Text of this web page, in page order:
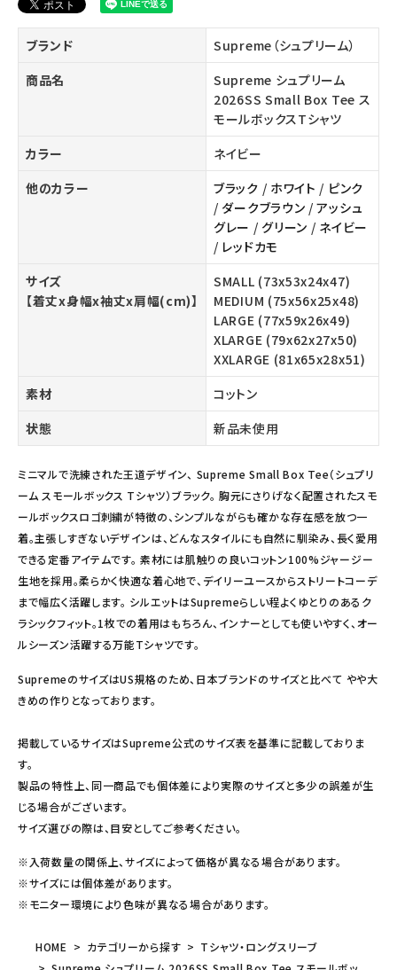
ブランド
Supreme（シュプリーム）
商品名
Supreme シュプリーム
2026SS Small Box Tee ス
モールボックスTシャツ
カラー
ネイビー
他のカラー
ブラック / ホワイト / ピンク
/ ダークブラウン /アッシュ
グレー / グリーン / ネイビー
/ レッドカモ
サイズ
【着丈x身幅x袖丈x肩幅(cm)】
SMALL (73x53x24x47)
MEDIUM (75x56x25x48)
LARGE (77x59x26x49)
XLARGE (79x62x27x50)
XXLARGE (81x65x28x51)
素材
コットン
状態
新品未使用
ミニマルで洗練された王道デザイン、 Supreme Small Box Tee（シュプリ
ーム スモールボックス Tシャツ）ブラック。 胸元にさりげなく配置されたスモ
ールボックスロゴ刺繍が特徴の、シンプルながらも確かな存在感を放つ一
着。主張しすぎないデザインは、どんなスタイルにも自然に馴染み、長く愛用
できる定番アイテムです。 素材には肌触りの良いコットン100%ジャージー
生地を採用。柔らかく快適な着心地で、デイリーユースからストリートコーデ
まで幅広く活躍します。 シルエットはSupremeらしい程よくゆとりのあるク
ラシックフィット。1枚での着用はもちろん、インナーとしても使いやすく、オー
ルシーズン活躍する万能Tシャツです。
SupremeのサイズはUS規格のため、日本ブランドのサイズと比べて やや大
きめの作りとなっております。
掲載しているサイズはSupreme公式のサイズ表を基準に記載しておりま
す。
製品の特性上、同一商品でも個体差により実際のサイズと多少の誤差が生
じる場合がございます。
サイズ選びの際は、目安としてご参考ください。
※入荷数量の関係上、サイズによって価格が異なる場合があります。
※サイズには個体差があります。
※モニター環境により色味が異なる場合があります。
HOME カテゴリーから探す
Tシャツ・ロングスリーブ